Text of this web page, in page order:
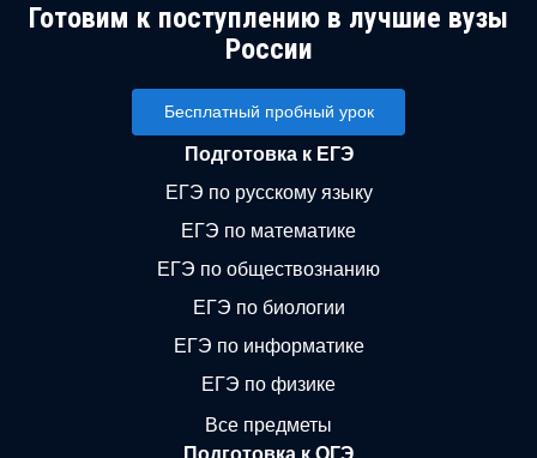
Готовим к поступлению в лучшие вузы
России
Бесплатный пробный урок
Подготовка к ЕГЭ
ЕГЭ по русскому языку
ЕГЭ по математике
ЕГЭ по обществознанию
ЕГЭ по биологии
ЕГЭ по информатике
ЕГЭ по физике
Все предметы
Подготовка к ОГЭ